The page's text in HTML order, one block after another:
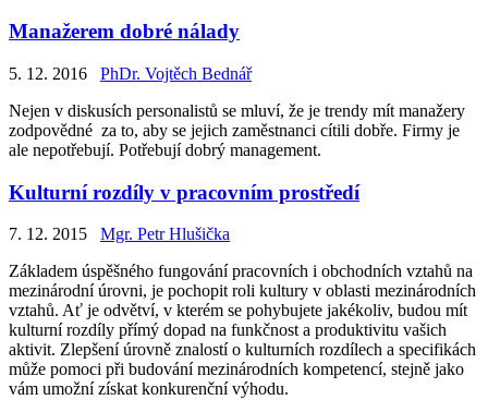
Manažerem dobré nálady
5. 12. 2016
PhDr. Vojtěch Bednář
Nejen v diskusích personalistů se mluví, že je trendy mít manažery
zodpovědné za to, aby se jejich zaměstnanci cítili dobře. Firmy je
ale nepotřebují. Potřebují dobrý management.
Kulturní rozdíly v pracovním prostředí
7. 12. 2015
Mgr. Petr Hlušička
Základem úspěšného fungování pracovních i obchodních vztahů na
mezinárodní úrovni, je pochopit roli kultury v oblasti mezinárodních
vztahů. Ať je odvětví, v kterém se pohybujete jakékoliv, budou mít
kulturní rozdíly přímý dopad na funkčnost a produktivitu vašich
aktivit. Zlepšení úrovně znalostí o kulturních rozdílech a specifikách
může pomoci při budování mezinárodních kompetencí, stejně jako
vám umožní získat konkurenční výhodu.